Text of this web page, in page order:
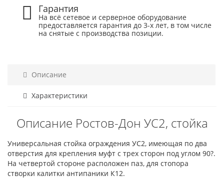
Гарантия
На всё сетевое и серверное оборудование
предоставляется гарантия до 3-х лет, в том числе
на снятые с производства позиции.
Описание
Характеристики
Описание Ростов-Дон УС2, стойка
Универсальная стойка ограждения УС2, имеющая по два
отверстия для крепления муфт с трех сторон под углом 90?.
На четвертой стороне расположен паз, для стопора
створки калитки антипаники К12.